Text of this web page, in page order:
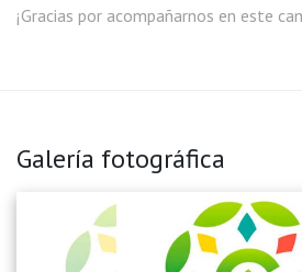
¡Gracias por acompañarnos en este
Galería fotográfica